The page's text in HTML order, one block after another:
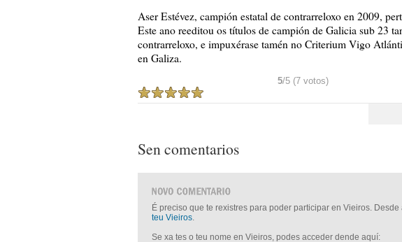
Aser Estévez, campión estatal de contrarreloxo en 2009,
Este ano reeditou os títulos de campión de Galicia sub 23
contrarreloxo, e impuxérase tamén no Criterium Vigo
en Galiza.
5/5 (7 votos)
Sen comentarios
É preciso que te rexistres para poder participar en Vieiros.
teu Vieiros.
Se xa tes o teu nome en Vieiros, podes acceder dende aquí: